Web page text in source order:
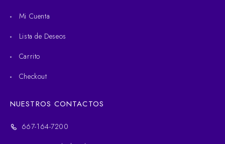
Mi Cuenta
Lista de Deseos
Carrito
Checkout
NUESTROS CONTACTOS
667-164-7200